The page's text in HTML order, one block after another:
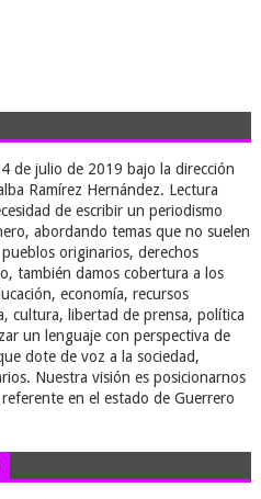
de julio de 2019 bajo la dirección
Ramírez Hernández. Lectura
de escribir un periodismo
abordando temas que no suelen
originarios, derechos
también damos cobertura a los
economía, recursos
cultura, libertad de prensa, política
un lenguaje con perspectiva de
dote de voz a la sociedad,
Nuestra visión es posicionarnos
en el estado de Guerrero